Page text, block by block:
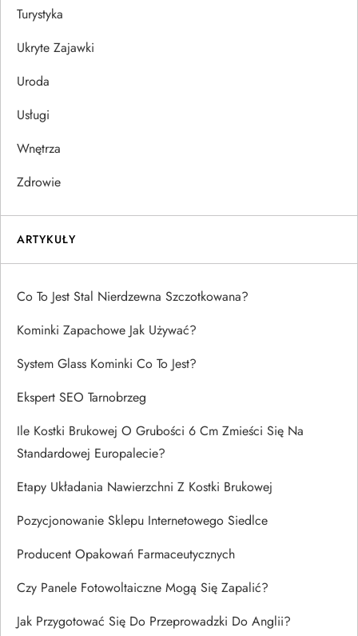
Turystyka
Ukryte Zajawki
Uroda
Usługi
Wnętrza
Zdrowie
ARTYKUŁY
Co To Jest Stal Nierdzewna Szczotkowana?
Kominki Zapachowe Jak Używać?
System Glass Kominki Co To Jest?
Ekspert SEO Tarnobrzeg
Ile Kostki Brukowej O Grubości 6 Cm Zmieści Się Na
Standardowej Europalecie?
Etapy Układania Nawierzchni Z Kostki Brukowej
Pozycjonowanie Sklepu Internetowego Siedlce
Producent Opakowań Farmaceutycznych
Czy Panele Fotowoltaiczne Mogą Się Zapalić?
Jak Przygotować Się Do Przeprowadzki Do Anglii?